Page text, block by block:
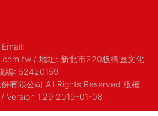
Email:
/ 地址: 新北市220板橋區文化
編: 52420159
有限公司 All Rights Reserved 版權
/ Version 1.29 2019-01-08